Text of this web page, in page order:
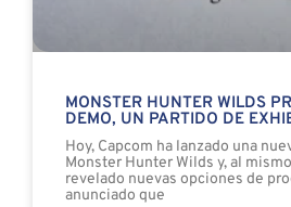
MONSTER HUNTER WILDS
DEMO, UN PARTIDO DE
Hoy, Capcom ha lanzado una
Monster Hunter Wilds y, al
revelado nuevas opciones de
anunciado que